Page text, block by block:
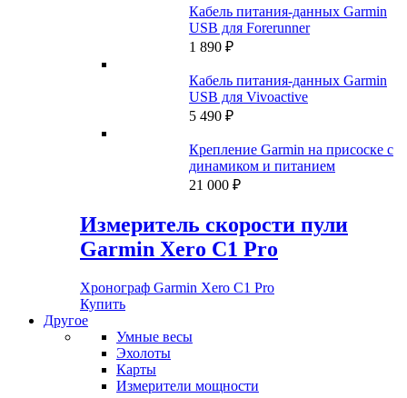
Кабель питания-данных Garmin
USB для Forerunner
1 890 ₽
Кабель питания-данных Garmin
USB для Vivoactive
5 490 ₽
Крепление Garmin на присоске с
динамиком и питанием
21 000 ₽
Измеритель скорости пули
Garmin Xero C1 Pro
Хронограф Garmin Xero C1 Pro
Купить
Другое
Умные весы
Эхолоты
Карты
Измерители мощности